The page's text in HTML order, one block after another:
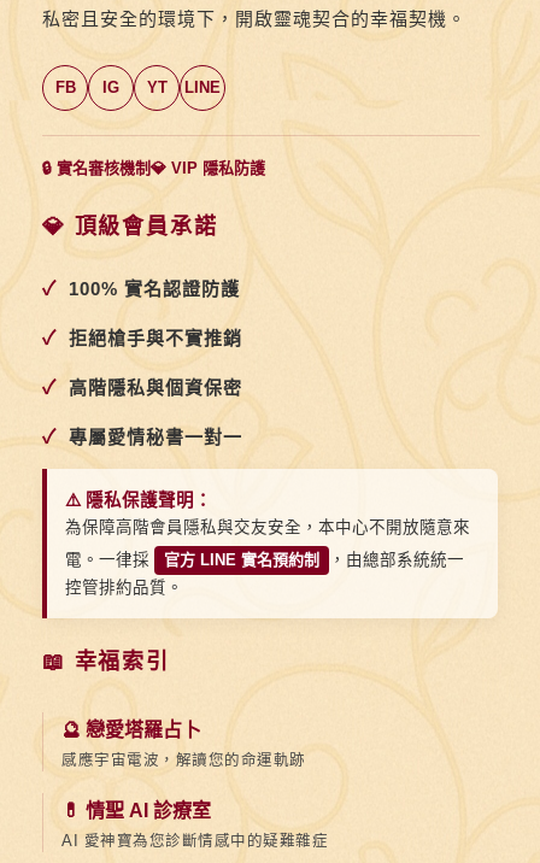
私密且安全的環境下，開啟靈魂契合的幸福契機。
FB IG YT LINE
🔒 實名審核機制💎 VIP 隱私防護
💎 頂級會員承諾
✓ 100% 實名認證防護
✓ 拒絕槍手與不實推銷
✓ 高階隱私與個資保密
✓ 專屬愛情秘書一對一
⚠️ 隱私保護聲明：
為保障高階會員隱私與交友安全，本中心不開放隨意來
電。一律採
官方 LINE 實名預約制
，由總部系統統一
控管排約品質。
📖 幸福索引
🔮 戀愛塔羅占卜
感應宇宙電波，解讀您的命運軌跡
💊 情聖 AI 診療室
AI 愛神寶為您診斷情感中的疑難雜症